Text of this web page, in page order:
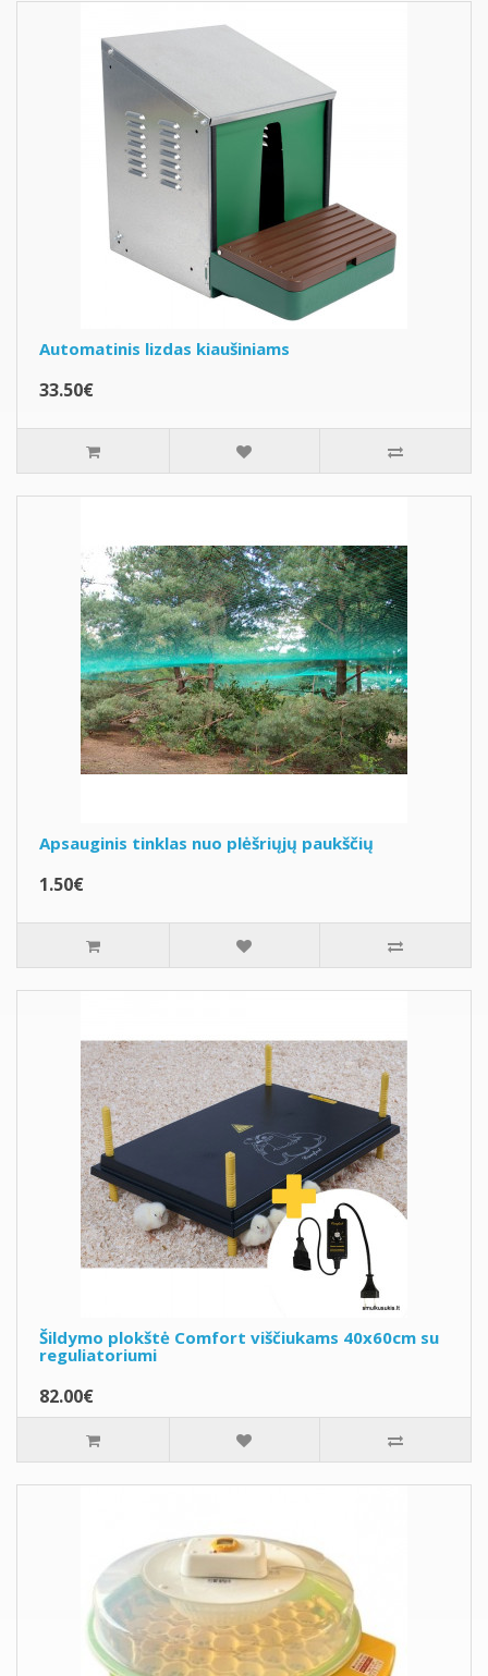
Automatinis lizdas kiaušiniams
33.50€
Apsauginis tinklas nuo plėšriųjų paukščių
1.50€
Šildymo plokštė Comfort viščiukams 40x60cm su
reguliatoriumi
82.00€